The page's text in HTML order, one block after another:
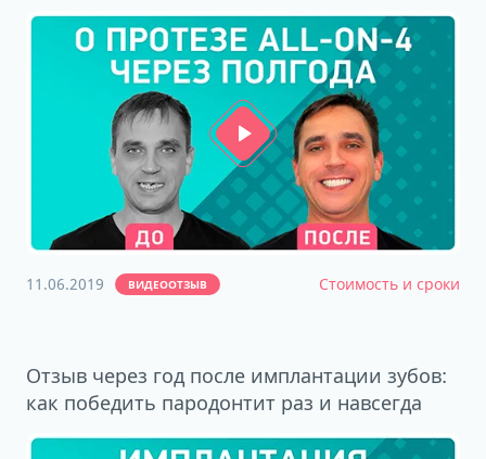
11.06.2019 ВИДЕООТЗЫВ Стоимость и сроки
Отзыв через год после имплантации зубов:
как победить пародонтит раз и навсегда